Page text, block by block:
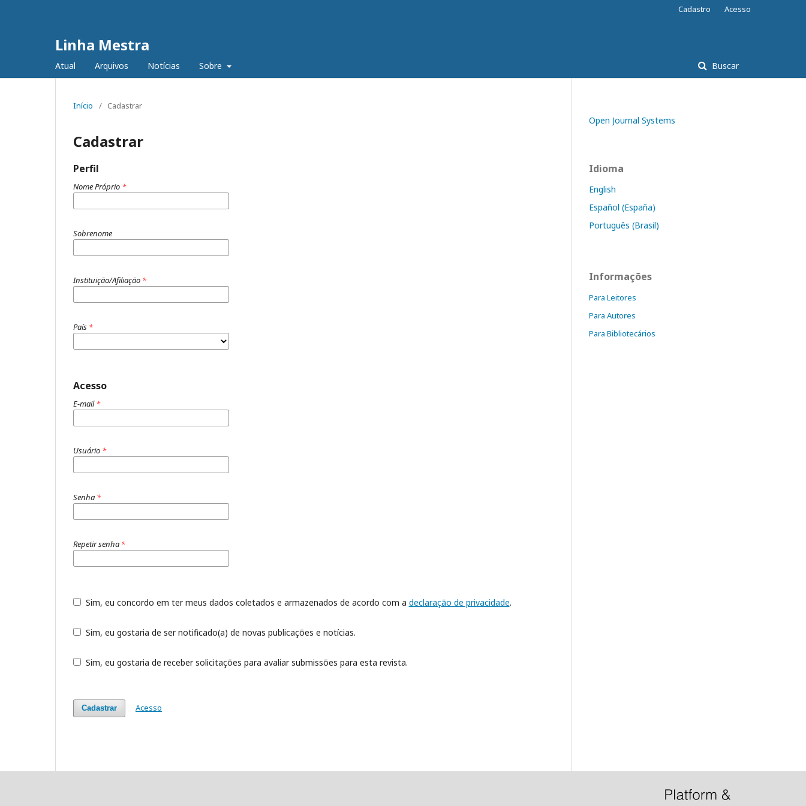
Linha Mestra
Atual Arquivos Notícias Sobre Buscar
Cadastro Acesso
Início / Cadastrar
Cadastrar
Perfil
Nome Próprio *
Sobrenome
Instituição/Afiliação *
País *
Acesso
E-mail*
Usuário *
Senha *
Repetir senha *
Sim, eu concordo em ter meus dados coletados e armazenados de acordo com a declaração de privacidade.
Sim, eu gostaria de ser notificado(a) de novas publicações e notícias.
Sim, eu gostaria de receber solicitações para avaliar submissões para esta revista.
Cadastrar Acesso
Open Journal Systems
Idioma
English
Español (España)
Português (Brasil)
Informações
Para Leitores
Para Autores
Para Bibliotecários